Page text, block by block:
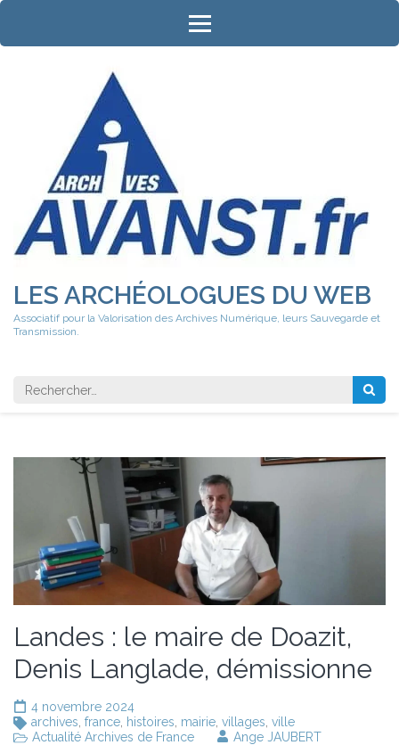
Aller
contenu
LES ARCHÉOLOGUES DU WEB
Associatif pour la Valorisation des Archives Numérique, leurs Sauvegarde et
Transmission.
Rechercher
Landes : le maire de Doazit,
Denis Langlade, démissionne
4 novembre 2024
archives france histoires mairie villages ville
Actualité Archives de France
Ange JAUBERT